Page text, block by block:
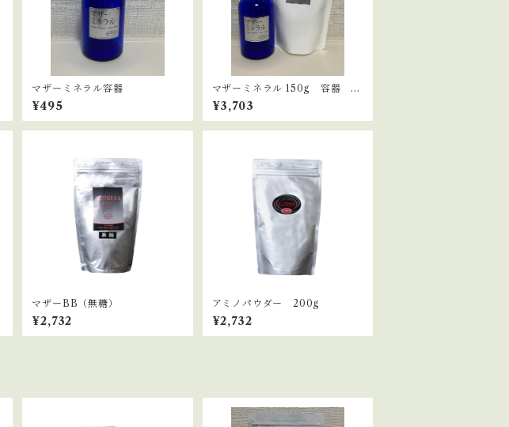
マザーミネラル容器
¥495
マザーミネラル 150g 容器 セ
ット
¥3,703
マザーBB（無糖）
¥2,732
アミノパウダー 200g
¥2,732